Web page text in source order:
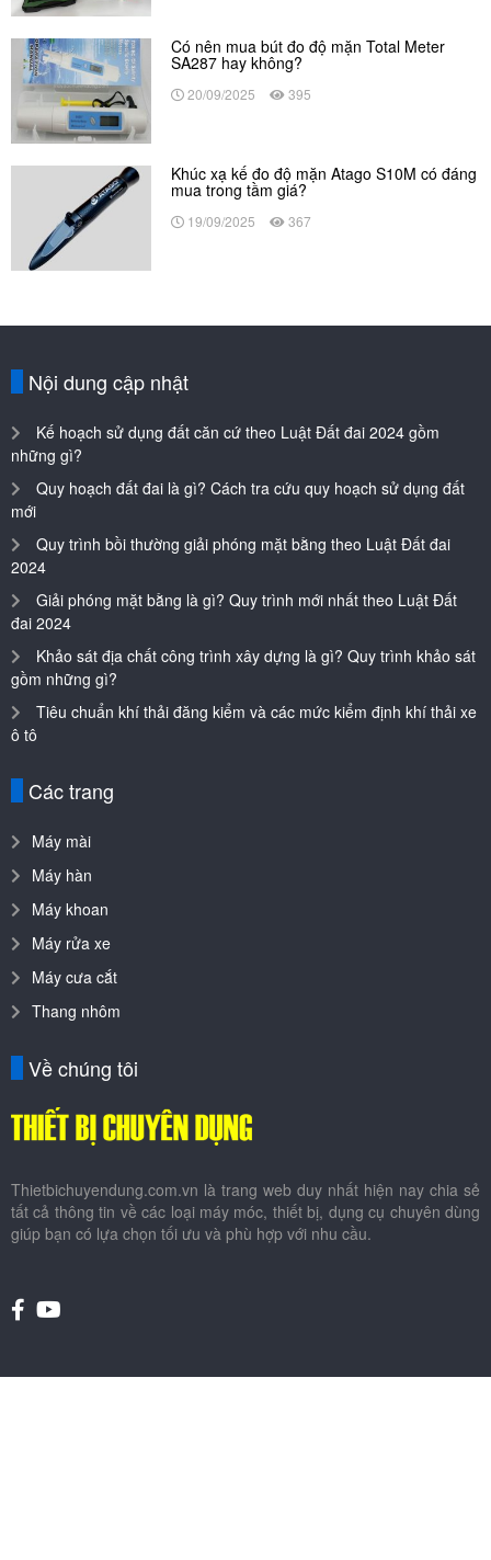
Có nên mua bút đo độ mặn Total Meter
SA287 hay không?
20/09/2025 395
Khúc xạ kế đo độ mặn Atago S10M có đáng
mua trong tầm giá?
19/09/2025 367
Nội dung cập nhật
Kế hoạch sử dụng đất căn cứ theo Luật Đất đai 2024 gồm
những gì?
Quy hoạch đất đai là gì? Cách tra cứu quy hoạch sử dụng đất
mới
Quy trình bồi thường giải phóng mặt bằng theo Luật Đất đai
2024
Giải phóng mặt bằng là gì? Quy trình mới nhất theo Luật Đất
đai 2024
Khảo sát địa chất công trình xây dựng là gì? Quy trình khảo sát
gồm những gì?
Tiêu chuẩn khí thải đăng kiểm và các mức kiểm định khí thải xe
ô tô
Các trang
Máy mài
Máy hàn
Máy khoan
Máy rửa xe
Máy cưa cắt
Thang nhôm
Về chúng tôi
Thietbichuyendung.com.vn là trang web duy nhất hiện nay chia sẻ
tất cả thông tin về các loại máy móc, thiết bị, dụng cụ chuyên dùng
giúp bạn có lựa chọn tối ưu và phù hợp với nhu cầu.